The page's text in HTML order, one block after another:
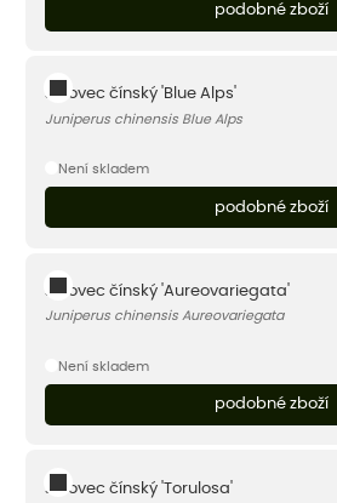
podobné zboží
Jalovec čínský 'Blue Alps'
Juniperus chinensis Blue Alps
Není skladem
podobné zboží
Jalovec čínský 'Aureovariegata'
Juniperus chinensis Aureovariegata
Není skladem
podobné zboží
Jalovec čínský 'Torulosa'